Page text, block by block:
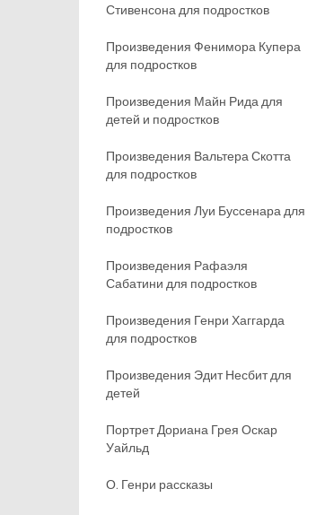
Стивенсона для подростков
Произведения Фенимора Купера
для подростков
Произведения Майн Рида для
детей и подростков
Произведения Вальтера Скотта
для подростков
Произведения Луи Буссенара для
подростков
Произведения Рафаэля
Сабатини для подростков
Произведения Генри Хаггарда
для подростков
Произведения Эдит Несбит для
детей
Портрет Дориана Грея Оскар
Уайльд
О. Генри рассказы